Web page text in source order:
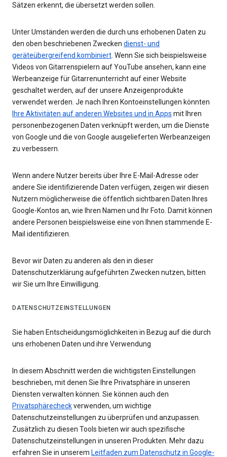
Sätzen erkennt, die übersetzt werden sollen.
Unter Umständen werden die durch uns erhobenen Daten zu
den oben beschriebenen Zwecken dienst- und
geräteübergreifend kombiniert . Wenn Sie sich beispielsweise
Videos von Gitarrenspielern auf YouTube ansehen, kann eine
Werbeanzeige für Gitarrenunterricht auf einer Website
geschaltet werden, auf der unsere Anzeigenprodukte
verwendet werden. Je nach Ihren Kontoeinstellungen könnten
Ihre Aktivitäten auf anderen Websites und in Apps mit Ihren
personenbezogenen Daten verknüpft werden, um die Dienste
von Google und die von Google ausgelieferten Werbeanzeigen
zu verbessern.
Wenn andere Nutzer bereits über Ihre E-Mail-Adresse oder
andere Sie identifizierende Daten verfügen, zeigen wir diesen
Nutzern möglicherweise die öffentlich sichtbaren Daten Ihres
Google-Kontos an, wie Ihren Namen und Ihr Foto. Damit können
andere Personen beispielsweise eine von Ihnen stammende E-
Mail identifizieren.
Bevor wir Daten zu anderen als den in dieser
Datenschutzerklärung aufgeführten Zwecken nutzen, bitten
wir Sie um Ihre Einwilligung.
DATENSCHUTZEINSTELLUNGEN
Sie haben Entscheidungsmöglichkeiten in Bezug auf die durch
uns erhobenen Daten und ihre Verwendung
In diesem Abschnitt werden die wichtigsten Einstellungen
beschrieben, mit denen Sie Ihre Privatsphäre in unseren
Diensten verwalten können. Sie können auch den
Privatsphärecheckverwenden, um wichtige
Datenschutzeinstellungen zu überprüfen und anzupassen.
Zusätzlich zu diesen Tools bieten wir auch spezifische
Datenschutzeinstellungen in unseren Produkten. Mehr dazu
erfahren Sie in unserem Leitfaden zum Datenschutz in Google-